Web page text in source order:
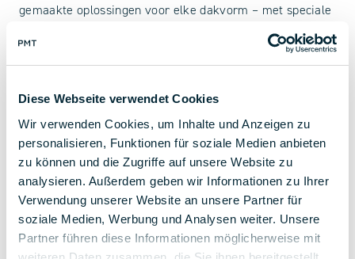
Diese Webseite verwendet Cookies
Wir verwenden Cookies, um Inhalte und Anzeigen zu
personalisieren, Funktionen für soziale Medien anbieten
zu können und die Zugriffe auf unsere Website zu
analysieren. Außerdem geben wir Informationen zu Ihrer
Verwendung unserer Website an unsere Partner für
soziale Medien, Werbung und Analysen weiter. Unsere
Partner führen diese Informationen möglicherweise mit
gemaakte oplossingen voor elke dakvorm – met speciale
draagvermogen van de gebruikte modules. Onze
onderconstructies PMT X118 enPMT EVO GREEN
Europa voorkomen.
BijPMT EVO GREEN de nieuwe dwarsverbinding, die ook
flexibel in de bovenste positie kan worden gebruikt, voor
een verhoogd draagvermogen van de modules. Bij het
PMT X118-systeem wordt de belasting door de centrale
klemming optimaal in de module geleid, waardoor ook
het draagvermogen aanzienlijk wordt verhoogd.